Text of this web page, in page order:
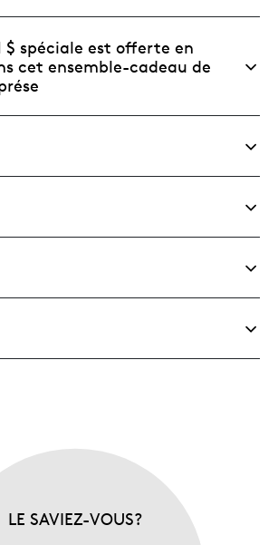
$ spéciale est offerte en
cet ensemble-cadeau de
LE SAVIEZ-VOUS?